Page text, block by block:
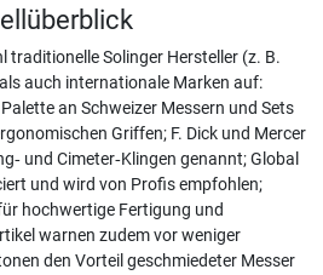
traditionelle Solinger Hersteller (z. B.
auch internationale Marken auf:
an Schweizer Messern und Sets
Griffen; F. Dick und Mercer
und Cimeter‑Klingen genannt; Global
und wird von Profis empfohlen;
hochwertige Fertigung und
warnen zudem vor weniger
den Vorteil geschmiedeter Messer